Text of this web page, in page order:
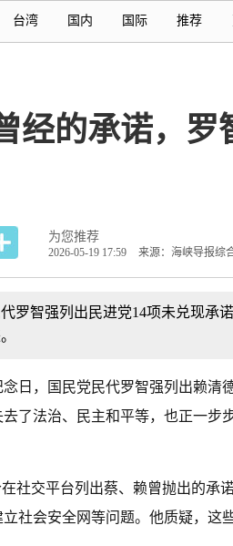
台湾 国内 国际 推荐
经的承诺，
为您推荐
2026-05-19 17:59 来源：海峡导报综
罗智强列出民进党14项未兑现承
日，国民党民代罗智强列出赖清
了法治、民主和平等，也正一步
社交平台列出蔡、赖曾抛出的承
社会安全网等问题。他质疑，这